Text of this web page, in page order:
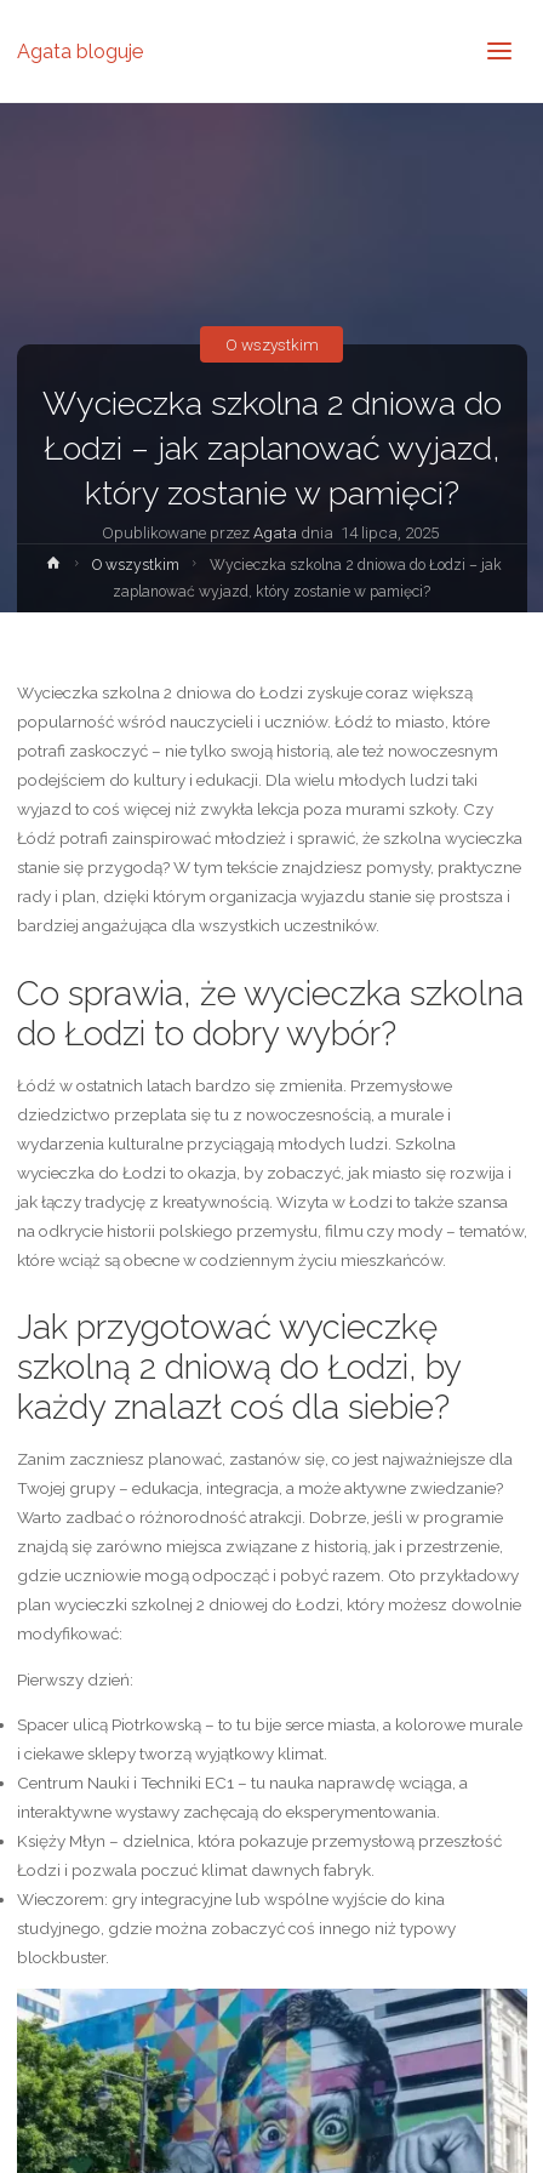
Agata bloguje
Wycieczka szkolna 2 dniowa do
Łodzi – jak zaplanować wyjazd,
który zostanie w pamięci?
Opublikowane przezAgata dnia 14 lipca, 2025
O wszystkim
StronaO wszystkim
Wycieczka szkolna 2 dniowa do Łodzi – jak
zaplanować wyjazd, który zostanie w pamięci?
Wycieczka szkolna 2 dniowa do Łodzi zyskuje coraz większą
popularność wśród nauczycieli i uczniów. Łódź to miasto, które
potrafi zaskoczyć – nie tylko swoją historią, ale też nowoczesnym
podejściem do kultury i edukacji. Dla wielu młodych ludzi taki
wyjazd to coś więcej niż zwykła lekcja poza murami szkoły. Czy
Łódź potrafi zainspirować młodzież i sprawić, że szkolna wycieczka
stanie się przygodą? W tym tekście znajdziesz pomysły, praktyczne
rady i plan, dzięki którym organizacja wyjazdu stanie się prostsza i
bardziej angażująca dla wszystkich uczestników.
Co sprawia, że wycieczka szkolna
do Łodzi to dobry wybór?
Łódź w ostatnich latach bardzo się zmieniła. Przemysłowe
dziedzictwo przeplata się tu z nowoczesnością, a murale i
wydarzenia kulturalne przyciągają młodych ludzi. Szkolna
wycieczka do Łodzi to okazja, by zobaczyć, jak miasto się rozwija i
jak łączy tradycję z kreatywnością. Wizyta w Łodzi to także szansa
na odkrycie historii polskiego przemysłu, filmu czy mody – tematów,
które wciąż są obecne w codziennym życiu mieszkańców.
Jak przygotować wycieczkę
szkolną 2 dniową do Łodzi, by
każdy znalazł coś dla siebie?
Zanim zaczniesz planować, zastanów się, co jest najważniejsze dla
Twojej grupy – edukacja, integracja, a może aktywne zwiedzanie?
Warto zadbać o różnorodność atrakcji. Dobrze, jeśli w programie
znajdą się zarówno miejsca związane z historią, jak i przestrzenie,
gdzie uczniowie mogą odpocząć i pobyć razem. Oto przykładowy
plan wycieczki szkolnej 2 dniowej do Łodzi, który możesz dowolnie
modyfikować:
Pierwszy dzień:
Spacer ulicą Piotrkowską – to tu bije serce miasta, a kolorowe murale
i ciekawe sklepy tworzą wyjątkowy klimat.
Centrum Nauki i Techniki EC1 – tu nauka naprawdę wciąga, a
interaktywne wystawy zachęcają do eksperymentowania.
Księży Młyn – dzielnica, która pokazuje przemysłową przeszłość
Łodzi i pozwala poczuć klimat dawnych fabryk.
Wieczorem: gry integracyjne lub wspólne wyjście do kina
studyjnego, gdzie można zobaczyć coś innego niż typowy
blockbuster.